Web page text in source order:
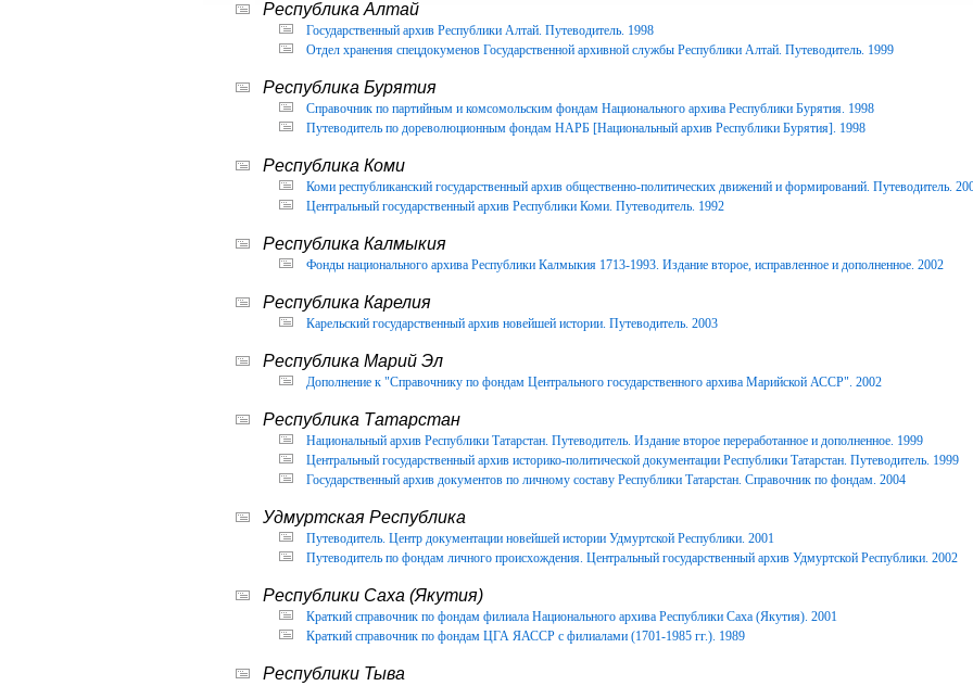
Республика Алтай
Государственный архив Республики Алтай. Путеводитель. 1998
Отдел хранения спецдокуменов Государственной архивной службы Республики Алтай. Путеводитель. 1999
Республика Бурятия
Справочник по партийным и комсомольским фондам Национального архива Республики Бурятия. 1998
Путеводитель по дореволюционным фондам НАРБ [Национальный архив Республики Бурятия]. 1998
Республика Коми
Коми республиканский государственный архив общественно-политических движений и формирований. Путеводитель.
Центральный государственный архив Республики Коми. Путеводитель. 1992
Республика Калмыкия
Фонды национального архива Республики Калмыкия 1713-1993. Издание второе, исправленное и дополненное. 2002
Республика Карелия
Карельский государственный архив новейшей истории. Путеводитель. 2003
Республика Марий Эл
Дополнение к "Справочнику по фондам Центрального государственного архива Марийской АССР". 2002
Республика Татарстан
Национальный архив Республики Татарстан. Путеводитель. Издание второе переработанное и дополненное. 1999
Центральный государственный архив историко-политической документации Республики Татарстан. Путеводитель. 1999
Государственный архив документов по личному составу Республики Татарстан. Справочник по фондам. 2004
Удмуртская Республика
Путеводитель. Центр документации новейшей истории Удмуртской Республики. 2001
Путеводитель по фондам личного происхождения. Центральный государственный архив Удмуртской Республики. 2002
Республики Саха (Якутия)
Краткий справочник по фондам филиала Национального архива Республики Саха (Якутия). 2001
Краткий справочник по фондам ЦГА ЯАССР с филиалами (1701-1985 гг.). 1989
Республики Тыва